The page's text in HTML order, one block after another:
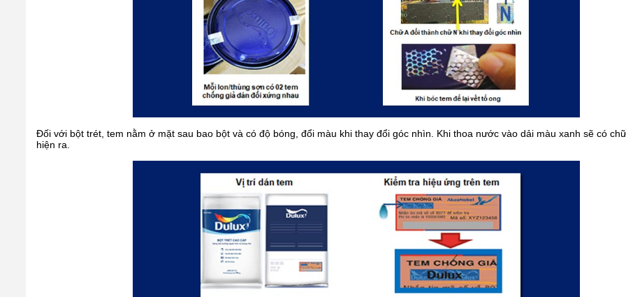
Đối với bột trét, tem nằm ở mặt sau bao bột và có độ bóng, đổi màu khi thay đổi góc nhìn. Khi thoa nước vào dải màu xanh sẽ có
hiện ra.